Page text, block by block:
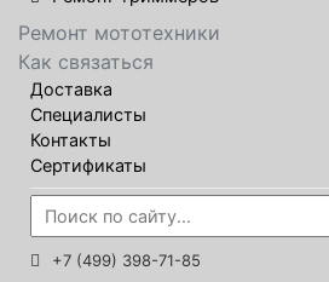
Ремонт мототехники
Как связаться
Доставка
Специалисты
Контакты
Сертификаты
+7 (499) 398-71-85